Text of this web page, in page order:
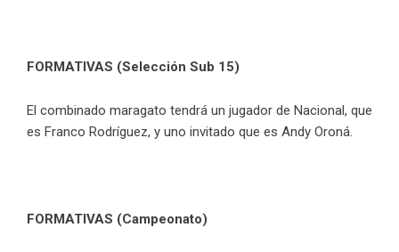
FORMATIVAS (Selección Sub 15)
El combinado maragato tendrá un jugador de Nacional, que
es Franco Rodríguez, y uno invitado que es Andy Oroná.
FORMATIVAS (Campeonato)